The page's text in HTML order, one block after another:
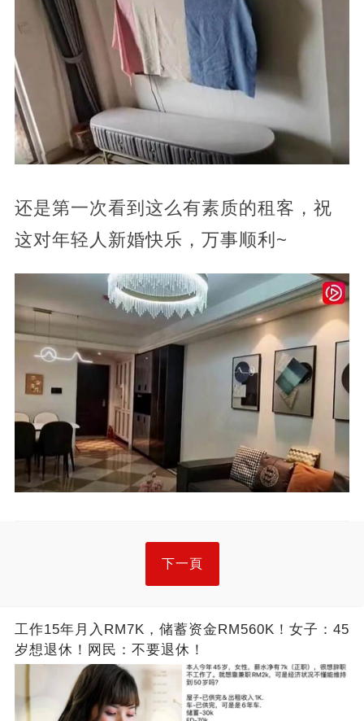
还是第一次看到这么有素质的租客，祝
这对年轻人新婚快乐，万事顺利~
下一頁
工作15年月入RM7K，储蓄资金RM560K！女子：45
岁想退休！网民：不要退休！